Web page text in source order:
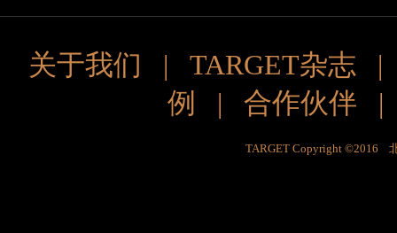
关于我们 | TARGET杂志
例
| 合作伙伴
TARGET Copyright ©2016